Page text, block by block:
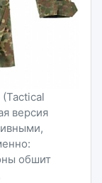
версия
обшит